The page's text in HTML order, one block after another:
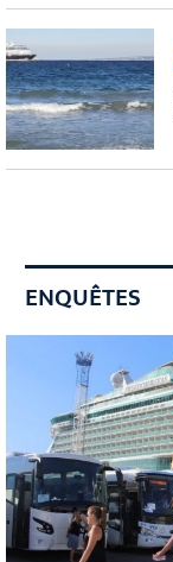
ENQUÊTES